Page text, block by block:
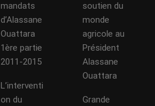
mandats
d’Alassane
Ouattara
1ère partie
2011-2015
L’interventi
on du
soutien du
monde
agricole au
Président
Alassane
Ouattara
Grande